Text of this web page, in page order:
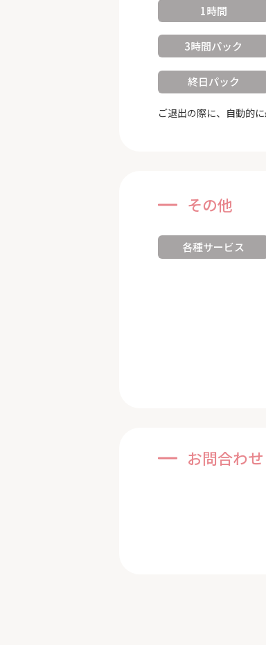
1時間
3時間パック
終日パック
ご退出の際に、自動的
その他
各種サービス
お問合わせ